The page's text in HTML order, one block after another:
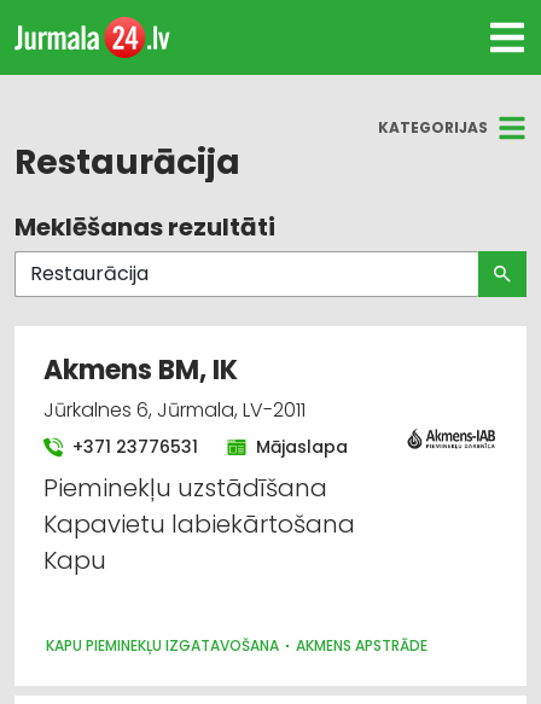
KATEGORIJAS
Restaurācija
Visas nozares
Celtniecības un remonta darbi
Trepes, kāpnes
Kapu pieminekļu izgatavošana
Zobārstniecība un mutes higiēna
Akmens apstrāde
Auto rezerves daļu tirdzniecība
Būvmateriālu, būvkonstrukciju ražošana
Meklēšanas rezultāti
Akmens BM, IK
Jūrkalnes 6, Jūrmala, LV-2011
+371 23776531 Mājaslapa
Pieminekļu uzstādīšana
Kapavietu labiekārtošana
Kapu
KAPU PIEMINEKĻU IZGATAVOŠANA AKMENS APSTRĀDE